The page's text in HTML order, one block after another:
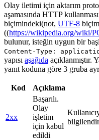
Olay iletimi için aktarım
aşamasında HTTP
biçimindeki(not, UTF-8
((https://wikipedia.org/wiki/
bulunur, isteğin uygun bir
Content-Type:
yapısı aşağıda açıklanmıştır.
yanıt koduna göre 3 gruba
Kod Açıklama
2xx
Başarılı.
Olay
işletim
için kabul
edildi